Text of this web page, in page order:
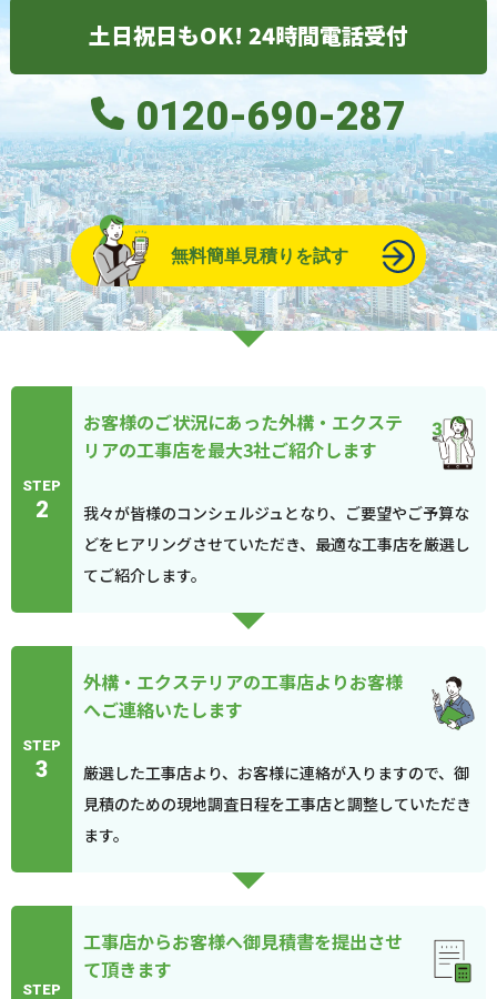
土日祝日もOK! 24時間電話受付
0120-690-287
無料簡単見積りを試す
STEP
2
お客様のご状況にあった外構・エクステ
リアの工事店を最大3社ご紹介します
我々が皆様のコンシェルジュとなり、ご要望やご予算な
どをヒアリングさせていただき、最適な工事店を厳選し
てご紹介します。
STEP
3
外構・エクステリアの工事店よりお客様
へご連絡いたします
厳選した工事店より、お客様に連絡が入りますので、御
見積のための現地調査日程を工事店と調整していただき
ます。
STEP
工事店からお客様へ御見積書を提出させ
て頂きます